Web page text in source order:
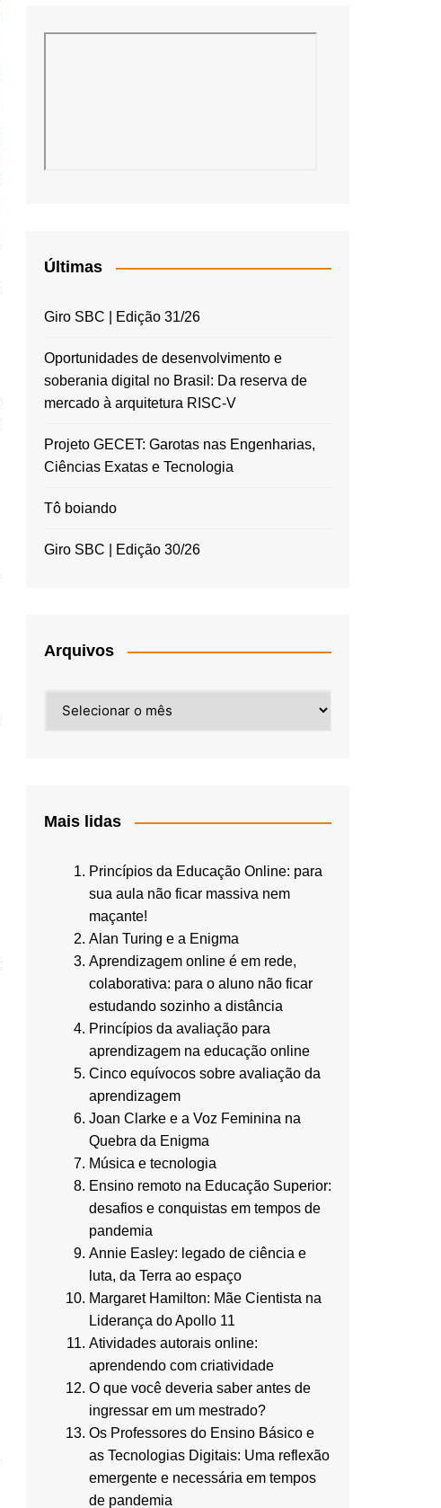
Últimas
Giro SBC | Edição 31/26
Oportunidades de desenvolvimento e
soberania digital no Brasil: Da reserva de
mercado à arquitetura RISC-V
Projeto GECET: Garotas nas Engenharias,
Ciências Exatas e Tecnologia
Tô boiando
Giro SBC | Edição 30/26
Arquivos
Mais lidas
Princípios da Educação Online: para
sua aula não ficar massiva nem
maçante!
Alan Turing e a Enigma
Aprendizagem online é em rede,
colaborativa: para o aluno não ficar
estudando sozinho a distância
Princípios da avaliação para
aprendizagem na educação online
Cinco equívocos sobre avaliação da
aprendizagem
Joan Clarke e a Voz Feminina na
Quebra da Enigma
Música e tecnologia
Ensino remoto na Educação Superior:
desafios e conquistas em tempos de
pandemia
Annie Easley: legado de ciência e
luta, da Terra ao espaço
Margaret Hamilton: Mãe Cientista na
Liderança do Apollo 11
Atividades autorais online:
aprendendo com criatividade
O que você deveria saber antes de
ingressar em um mestrado?
Os Professores do Ensino Básico e
as Tecnologias Digitais: Uma reflexão
emergente e necessária em tempos
de pandemia